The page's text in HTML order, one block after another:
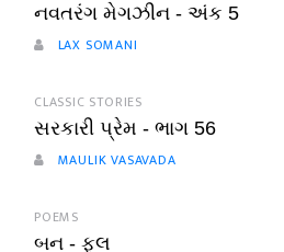
નવતરંગ મેગઝીન - અંક 5
LAX SOMANI
CLASSIC STORIES
સરકારી પ્રેમ - ભાગ 56
MAULIK VASAVADA
POEMS
બન - ફૂલ